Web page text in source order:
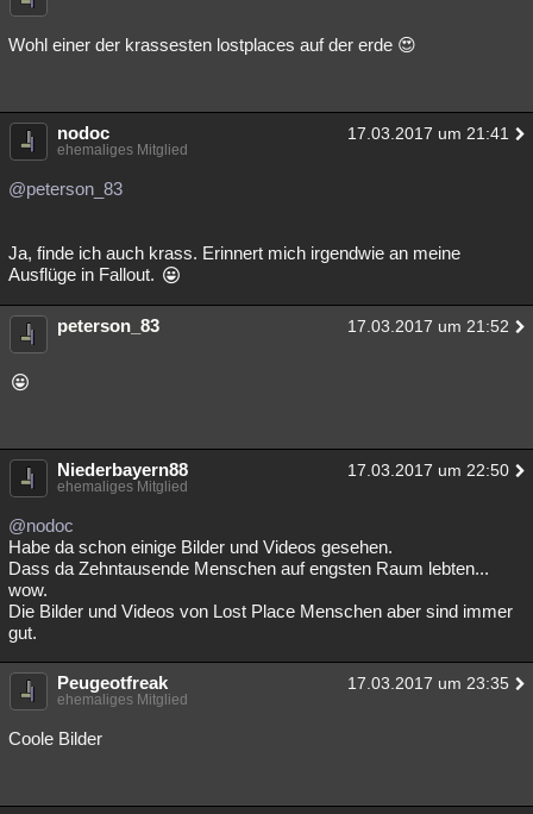
Wohl einer der krassesten lostplaces auf der erde 😍
nodoc 17.03.2017 um 21:41
ehemaliges Mitglied
@peterson_83
Ja, finde ich auch krass. Erinnert mich irgendwie an meine
Ausflüge in Fallout.
peterson_83 17.03.2017 um 21:52
Niederbayern88 17.03.2017 um 22:50
ehemaliges Mitglied
@nodoc
Habe da schon einige Bilder und Videos gesehen.
Dass da Zehntausende Menschen auf engsten Raum lebten...
wow.
Die Bilder und Videos von Lost Place Menschen aber sind immer
gut.
Peugeotfreak 17.03.2017 um 23:35
ehemaliges Mitglied
Coole Bilder